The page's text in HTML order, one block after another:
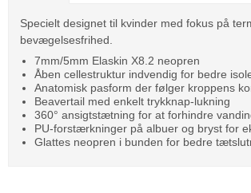
Specielt designet til kvinder med fokus på
bevægelsesfrihed.
7mm/5mm Elaskin X8.2 neopren
Åben cellestruktur indvendig for bedre
Anatomisk pasform der følger kroppens
Beavertail med enkelt trykknap-lukning
360° ansigtstætning for at forhindre
PU-forstærkninger på albuer og bryst for
Glattes neopren i bunden for bedre